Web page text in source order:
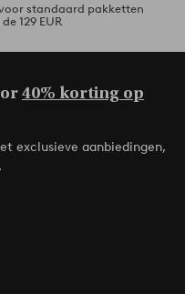
standaard pakketten
129 EUR
40% korting op
exclusieve aanbiedingen,